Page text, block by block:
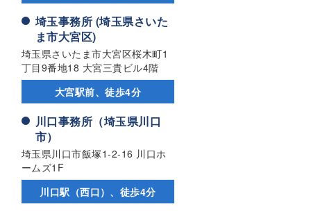
埼玉事務所 (埼玉県さいた
ま市大宮区)
埼玉県さいたま市大宮区桜木町1
丁目9番地18 大宮三貴ビル4階
大宮駅前、徒歩4分
川口事務所（埼玉県川口
市）
埼玉県川口市飯塚1-2-16 川口ホ
ームズ1F
川口駅（西口）、徒歩4分